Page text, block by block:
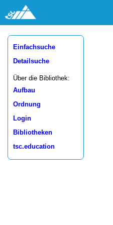
Einfachsuche
Detailsuche
Über die Bibliothek:
Aufbau
Ordnung
Login
Bibliotheken
tsc.education